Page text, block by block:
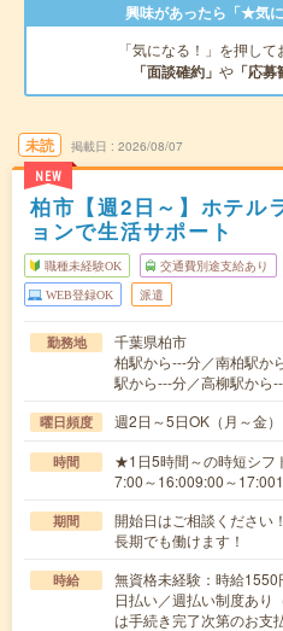
興味があったら「★気
「気になる！」を押し
「面談確約」 や 「応募
未読
NEW
掲載日 2026/08/07
柏市【週2日～】ホテル
ョンで生活サポート
職種未経験OK 交通費別途支給あり
WEB登録OK 派遣
勤務地
千葉県柏市
柏駅から---分／南柏駅か
駅から---分／高柳駅から
曜日頻度 週2日～5日OK（月～金
時間
★1日5時間～の時短シフ
7:00～16:009:00～
期間
開始日はご相談くださ
長期でも働けます！
時給
無資格未経験：時給
日払い／週払い制度あり
は手続き完了次第のお支